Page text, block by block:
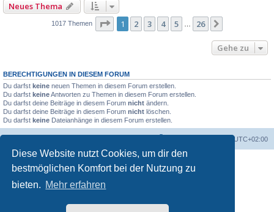
Diese Website nutzt Cookies, um dir den
bestmöglichen Komfort bei der Nutzung zu
bieten. Mehr erfahren
Neues Thema
1017 Themen Seite 1von 26
1 2 3 4 5 26
Gehe zu
BERECHTIGUNGEN IN DIESEM FORUM
Du darfst keine neuen Themen in diesem Forum erstellen.
Du darfst keineAntworten zu Themen in diesem Forum erstellen.
Du darfst deine Beiträge in diesem Forum nicht ändern.
Du darfst deine Beiträge in diesem Forum nicht löschen.
Du darfst keine Dateianhänge in diesem Forum erstellen.
UTC+02:00